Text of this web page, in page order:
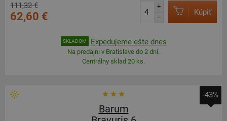
111,32 €
62,60 €
+
–
Kúpiť
SKLADOM Expedujeme ešte dnes
Na predajni v Bratislave do 2 dní.
Centrálny sklad 20 ks.
-43%
Barum